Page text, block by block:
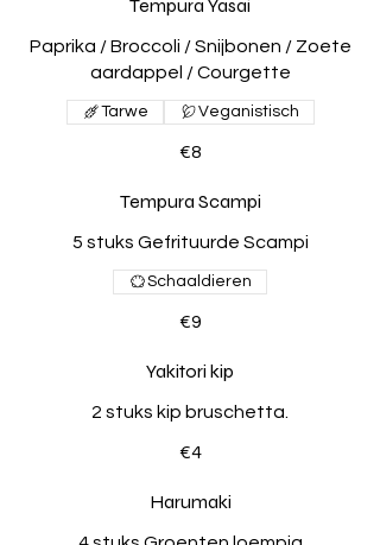
Tempura Yasai
Paprika / Broccoli / Snijbonen / Zoete
aardappel / Courgette
€8
Tarwe Veganistisch
Tempura Scampi
5 stuks Gefrituurde Scampi
€9
Schaaldieren
Yakitori kip
2 stuks kip bruschetta.
€4
Harumaki